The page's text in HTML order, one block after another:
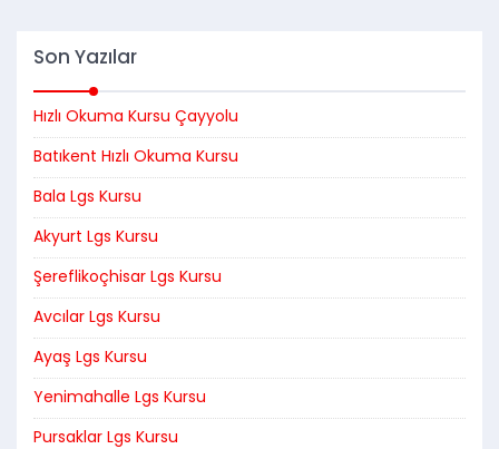
Son Yazılar
Hızlı Okuma Kursu Çayyolu
Batıkent Hızlı Okuma Kursu
Bala Lgs Kursu
Akyurt Lgs Kursu
Şereflikoçhisar Lgs Kursu
Avcılar Lgs Kursu
Ayaş Lgs Kursu
Yenimahalle Lgs Kursu
Pursaklar Lgs Kursu